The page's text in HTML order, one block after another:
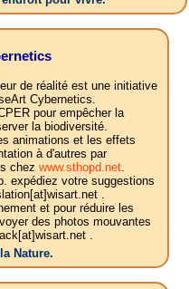
de réalité est une initiative
Cybernetics.
pour empêcher la
la biodiversité.
animations et les effets
à d'autres par
chez www.sthopd.net.
expédiez votre suggestions
.
et pour réduire les
des photos mouvantes
.
Nature.